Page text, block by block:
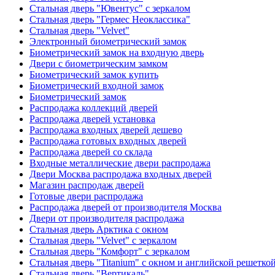
Стальная дверь "Ювентус" с зеркалом
Стальная дверь "Гермес Неоклассика"
Стальная дверь "Velvet"
Электронный биометрический замок
Биометрический замок на входную дверь
Двери с биометрическим замком
Биометрический замок купить
Биометрический входной замок
Биометрический замок
Распродажа коллекций дверей
Распродажа дверей установка
Распродажа входных дверей дешево
Распродажа готовых входных дверей
Распродажа дверей со склада
Входные металлические двери распродажа
Двери Москва распродажа входных дверей
Магазин распродаж дверей
Готовые двери распродажа
Распродажа дверей от производителя Москва
Двери от производителя распродажа
Стальная дверь Арктика с окном
Стальная дверь "Velvet" с зеркалом
Стальная дверь "Комфорт" с зеркалом
Стальная дверь "Titanium" с окном и английской